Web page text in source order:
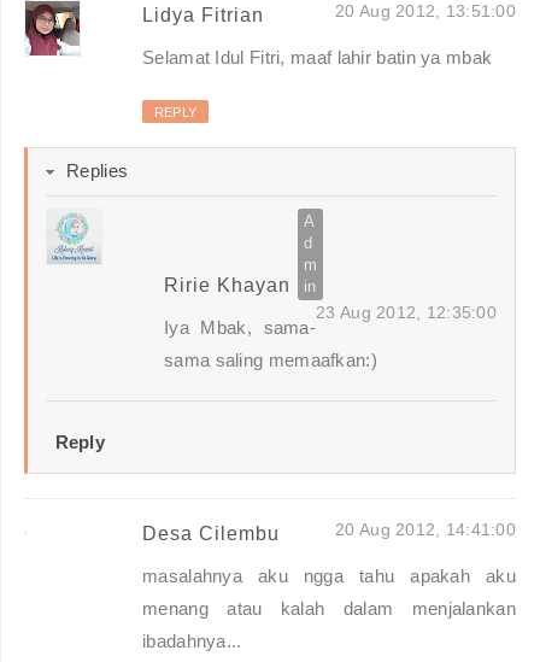
Lidya Fitrian 20 Aug 2012, 13:51:00
Selamat Idul Fitri, maaf lahir batin ya mbak
REPLY
Replies
Ririe Khayan
23 Aug 2012, 12:35:00
Iya Mbak, sama-
sama saling memaafkan:)
Reply
Desa Cilembu 20 Aug 2012, 14:41:00
masalahnya aku ngga tahu apakah aku
menang atau kalah dalam menjalankan
ibadahnya...